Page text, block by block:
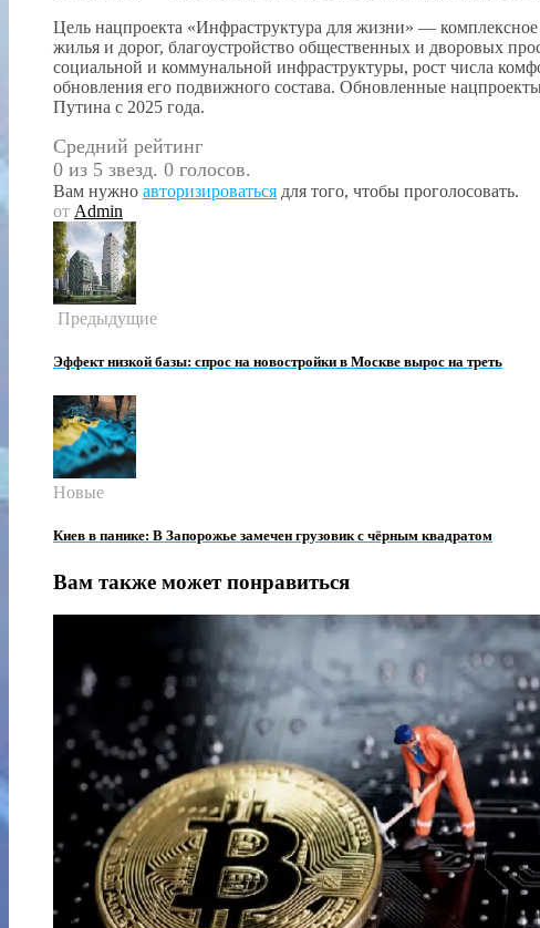
Цель нацпроекта «Инфраструктура для жизни» —
жилья и дорог, благоустройство общественных и дворовых
социальной и коммунальной инфраструктуры, рост числа
обновления его подвижного состава. Обновленные
Путина с 2025 года.
Средний рейтинг
0 из 5 звезд. 0 голосов.
Вам нужно авторизироваться для того, чтобы проголосовать.
от Admin
Предыдущие
Эффект низкой базы: спрос на новостройки в Москве вырос на треть
Новые
Киев в панике: В Запорожье замечен грузовик с чёрным квадратом
Вам также может понравиться